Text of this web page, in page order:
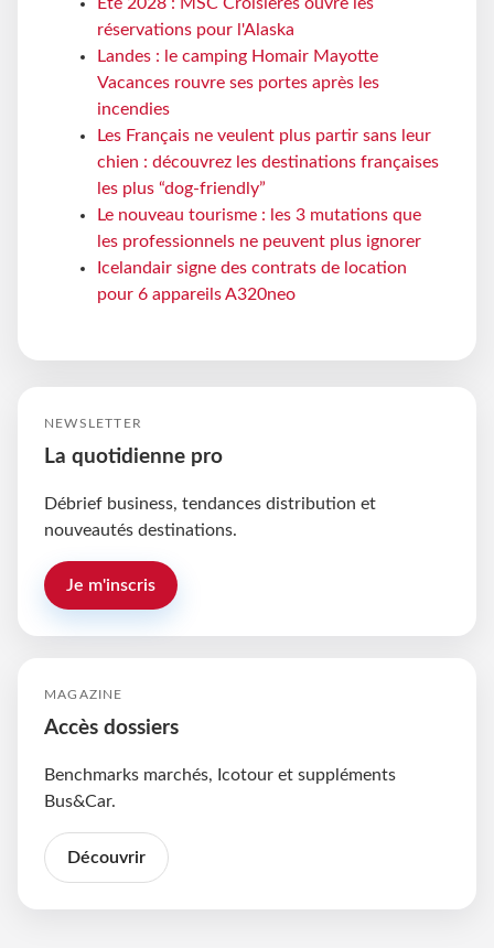
réservations pour l'Alaska
Landes : le camping Homair Mayotte
Vacances rouvre ses portes après les
incendies
Les Français ne veulent plus partir sans leur
chien : découvrez les destinations françaises
les plus “dog-friendly”
Le nouveau tourisme : les 3 mutations que
les professionnels ne peuvent plus ignorer
Icelandair signe des contrats de location
pour 6 appareils A320neo
NEWSLETTER
La quotidienne pro
Débrief business, tendances distribution et
nouveautés destinations.
Je m'inscris
MAGAZINE
Accès dossiers
Benchmarks marchés, Icotour et suppléments
Bus&Car.
Découvrir